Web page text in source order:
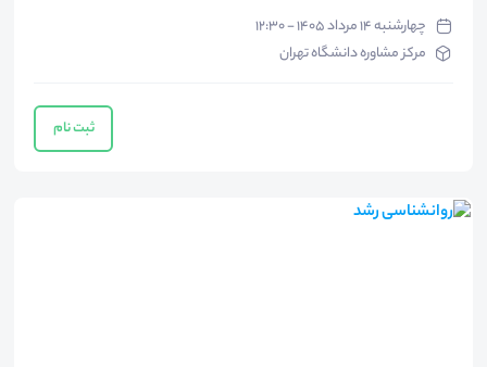
چهارشنبه ۱۴ مرداد ۱۴۰۵ - ۱۲:۳۰
مرکز مشاوره دانشگاه تهران
ثبت نام